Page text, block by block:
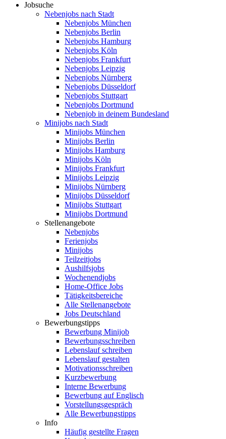
Jobsuche
Nebenjobs nach Stadt
Nebenjobs München
Nebenjobs Berlin
Nebenjobs Hamburg
Nebenjobs Köln
Nebenjobs Frankfurt
Nebenjobs Leipzig
Nebenjobs Nürnberg
Nebenjobs Düsseldorf
Nebenjobs Stuttgart
Nebenjobs Dortmund
Nebenjob in deinem Bundesland
Minijobs nach Stadt
Minijobs München
Minijobs Berlin
Minijobs Hamburg
Minijobs Köln
Minijobs Frankfurt
Minijobs Leipzig
Minijobs Nürnberg
Minijobs Düsseldorf
Minijobs Stuttgart
Minijobs Dortmund
Stellenangebote
Nebenjobs
Ferienjobs
Minijobs
Teilzeitjobs
Aushilfsjobs
Wochenendjobs
Home-Office Jobs
Tätigkeitsbereiche
Alle Stellenangebote
Jobs Deutschland
Bewerbungstipps
Bewerbung Minijob
Bewerbungsschreiben
Lebenslauf schreiben
Lebenslauf gestalten
Motivationsschreiben
Kurzbewerbung
Interne Bewerbung
Bewerbung auf Englisch
Vorstellungsgespräch
Alle Bewerbungstipps
Info
Häufig gestellte Fragen